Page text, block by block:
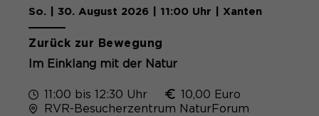
So. | 30. August 2026 | 11:00 Uhr | Xanten
Zurück zur Bewegung
Im Einklang mit der Natur
11:00 bis 12:30 Uhr
10,00 Euro
RVR-Besucherzentrum NaturForum